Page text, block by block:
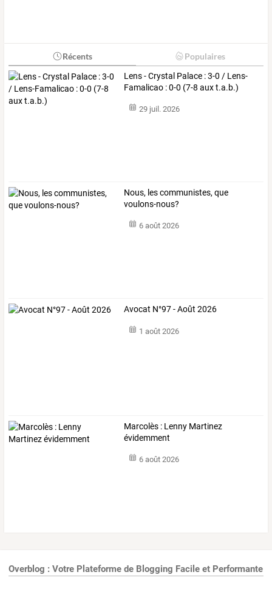
Récents Populaires
Lens - Crystal Palace : 3-0 / Lens-
Famalicao : 0-0 (7-8 aux t.a.b.)
29 juil. 2026
Nous, les communistes, que
voulons-nous?
6 août 2026
Avocat N°97 - Août 2026
1 août 2026
Marcolès : Lenny Martinez
évidemment
6 août 2026
Overblog : Votre Plateforme de Blogging Facile et Performante